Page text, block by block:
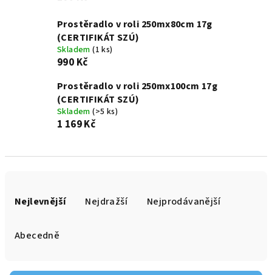
Prostěradlo v roli 250mx80cm 17g
(CERTIFIKÁT SZÚ)
Skladem(1 ks)
990 Kč
Prostěradlo v roli 250mx100cm 17g
(CERTIFIKÁT SZÚ)
Skladem(>5 ks)
1 169 Kč
Nejlevnější Nejdražší Nejprodávanější
Abecedně